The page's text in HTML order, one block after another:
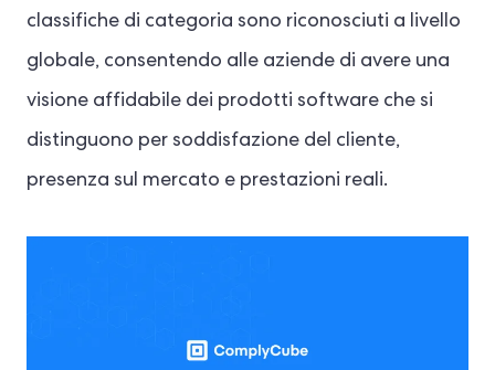
classifiche di categoria sono riconosciuti a livello
globale, consentendo alle aziende di avere una
visione affidabile dei prodotti software che si
distinguono per soddisfazione del cliente,
presenza sul mercato e prestazioni reali.